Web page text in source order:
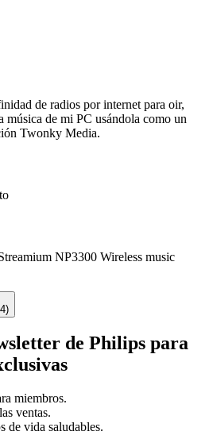
de radios por internet para oir,
música de mi PC usándola como un
Twonky Media.
NP3300 Wireless music
de Philips para
miembros.
ventas.
de vida saludables.